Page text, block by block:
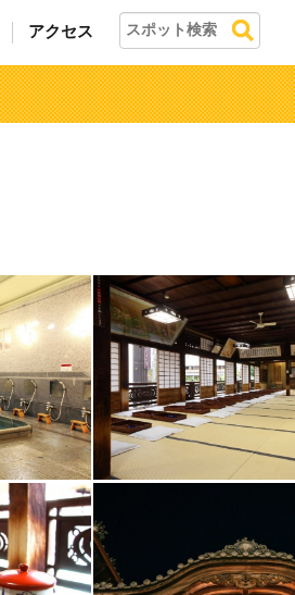
アクセス